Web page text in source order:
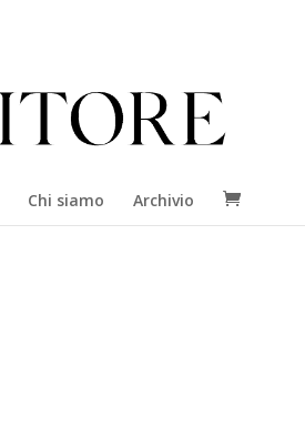
Chi siamo Archivio